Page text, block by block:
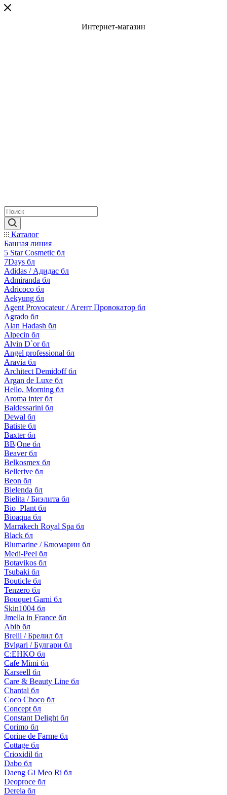
Интернет-магазин
Каталог
Банная линия
5 Star Cosmetic бл
7Days бл
Adidas / Адидас бл
Admiranda бл
Adricoco бл
Aekyung бл
Agent Provocateur / Агент Провокатор бл
Agrado бл
Alan Hadash бл
Alpecin бл
Alvin D`or бл
Angel professional бл
Aravia бл
Architect Demidoff бл
Argan de Luxe бл
Hello, Morning бл
Aroma inter бл
Baldessarini бл
Dewal бл
Batiste бл
Baxter бл
BB|One бл
Beaver бл
Belkosmex бл
Bellerive бл
Beon бл
Bielenda бл
Bielita / Биэлита бл
Bio_Plant бл
Bioaqua бл
Marrakech Royal Spa бл
Black бл
Blumarine / Блюмарин бл
Medi-Peel бл
Botavikos бл
Tsubaki бл
Bouticle бл
Tenzero бл
Bouquet Garni бл
Skin1004 бл
Jmella in France бл
Abib бл
Brelil / Брелил бл
Bvlgari / Булгари бл
C:EHKO бл
Cafe Mimi бл
Karseell бл
Care & Beauty Line бл
Chantal бл
Coco Choco бл
Concept бл
Constant Delight бл
Corimo бл
Corine de Farme бл
Cottage бл
Crioxidil бл
Dabo бл
Daeng Gi Meo Ri бл
Deoproce бл
Derela бл